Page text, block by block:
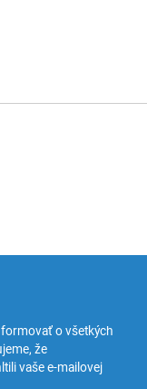
o všetkých
že
vaše e-mailovej